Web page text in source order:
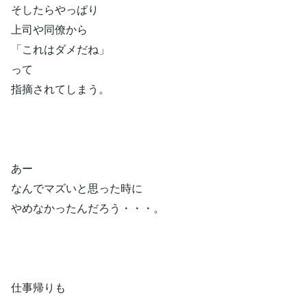
そしたらやっぱり
上司や同僚から
「これはダメだね」
って
指摘されてしまう。
あー
なんでマズいと思った時に
やめなかったんだろう・・・。
仕事帰りも